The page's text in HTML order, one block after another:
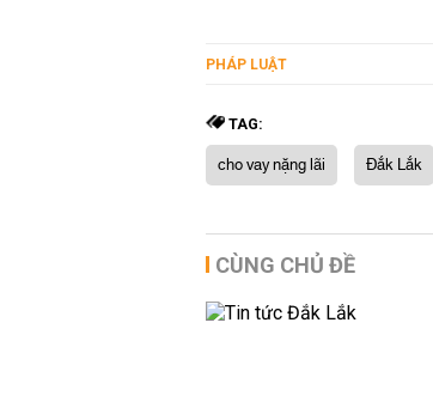
PHÁP LUẬT
TAG:
cho vay nặng lãi Đắk Lắk
CÙNG CHỦ ĐỀ